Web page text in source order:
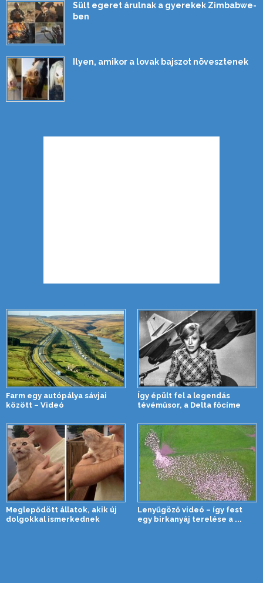
Sült egeret árulnak a gyerekek Zimbabwe-
ben
Ilyen, amikor a lovak bajszot növesztenek
Farm egy autópálya sávjai
között – Videó
Így épült fel a legendás
tévéműsor, a Delta főcíme
Meglepődött állatok, akik új
dolgokkal ismerkednek
Lenyűgöző videó – így fest
egy birkanyáj terelése a ...